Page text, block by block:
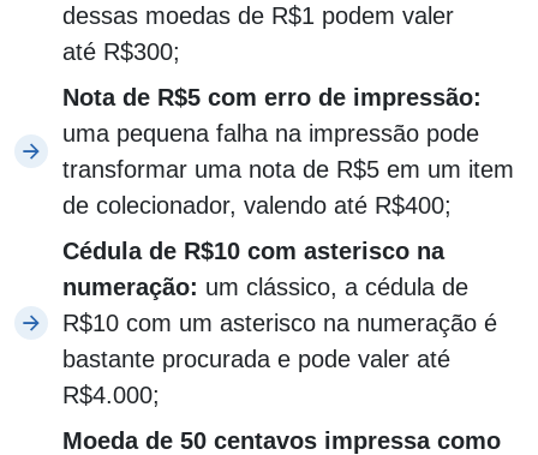
dessas moedas de R$1 podem valer
até R$300;
Nota de R$5 com erro de impressão:
uma pequena falha na impressão pode
transformar uma nota de R$5 em um item
de colecionador, valendo até R$400;
Cédula de R$10 com asterisco na
numeração: um clássico, a cédula de
R$10 com um asterisco na numeração é
bastante procurada e pode valer até
R$4.000;
Moeda de 50 centavos impressa como